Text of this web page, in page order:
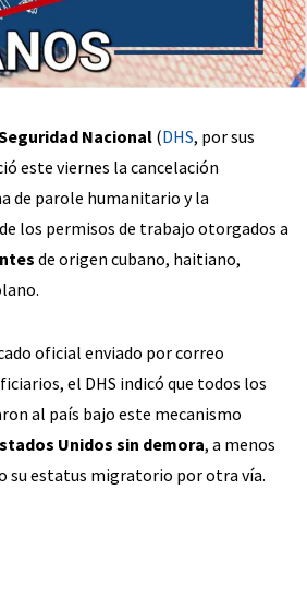
Nacional (DHS, por sus
este viernes la cancelación
de parole humanitario y la
los permisos de trabajo otorgados a
de origen cubano, haitiano,
oficial enviado por correo
el DHS indicó que todos los
al país bajo este mecanismo
Unidos sin demora, a menos
su estatus migratorio por otra vía.